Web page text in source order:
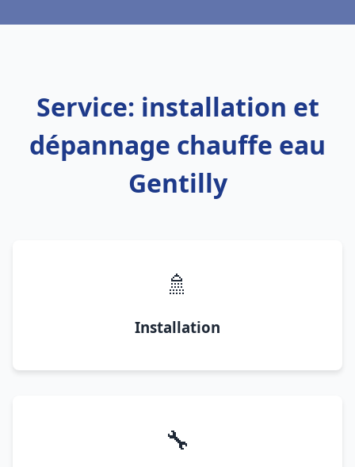
Service: installation et
dépannage chauffe eau
Gentilly
🚿
Installation
🔧